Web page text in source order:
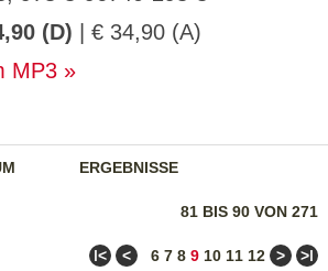
(D) | € 34,90 (A)
MP3
ERGEBNISSE
81 BIS 90 VON 271
ǀ< < 6 7 8 9 10 11 12 > >ǀ